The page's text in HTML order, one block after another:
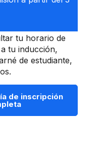
tu horario de
tu inducción,
de estudiante,
de inscripción